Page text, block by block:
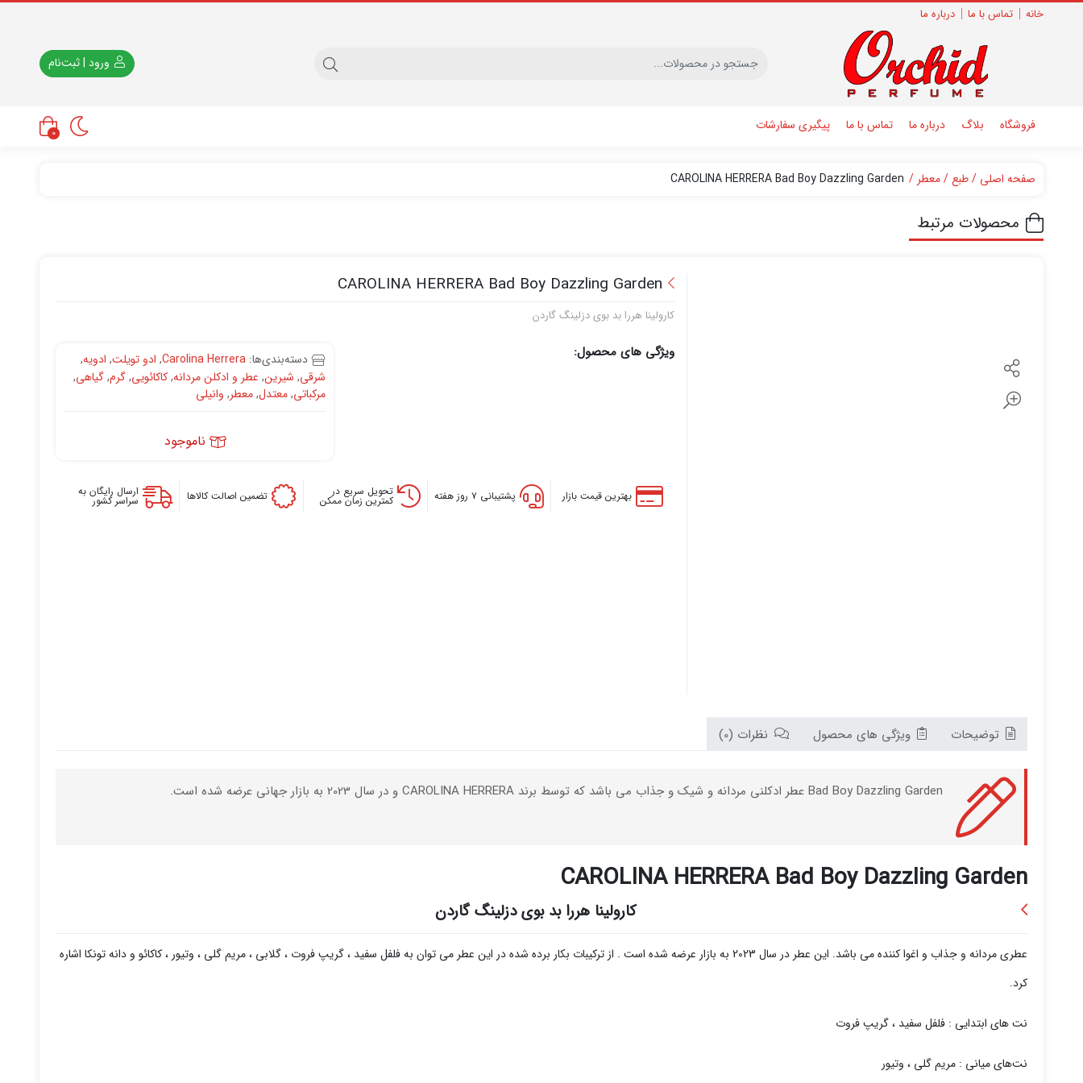
خانه تماس با ما درباره ما
ورود | ثبت‌نام
فروشگاه بلاگ درباره ما تماس با ما پیگیری سفارشات 0
صفحه اصلی طبع معطر CAROLINA HERRERA Bad Boy Dazzling Garden
محصولات مرتبط
CAROLINA HERRERA Bad Boy Dazzling Garden
کارولینا هررا بد بوی دزلینگ گاردن
ویژگی های محصول: دسته‌بندی‌ها: Carolina Herrera
, ادو تویلت, ادویه,
شرقی, شیرین, عطر و ادکلن مردانه,کاکا‌‌‌‌‌ئویی,گرم,گیاهی,
مرکباتی,معتدل,معطر, وانیلی
ناموجود
بهترین قیمت بازار پشتیبانی ۷ روز هفته تحویل سریع در
کمترین زمان ممکن تضمین اصالت کالاها ارسال رایگان به
سراسر کشور
توضیحات ویژگی های محصول نظرات (0)
Bad Boy Dazzling Garden عطر ادکلنی مردانه و شیک و جذاب می باشد که توسط برند CAROLINA HERRERA و در سال 2023 به بازار جهانی عرضه شده است.
CAROLINA HERRERA Bad Boy Dazzling Garden
کارولینا هررا بد بوی دزلینگ گاردن
عطری مردانه و جذاب و اغوا کننده می باشد. این عطر در سال 2023 به بازار عرضه شده است . از ترکیبات بکار برده شده در این عطر می توان به فلفل سفید ، گریپ فروت ، گلابی ،مریم گلی ، وتیور ،کاکائو و دانه تونکااشاره
کرد.
نت های ابتدایی : فلفل سفید ، گریپ فروت
نت‌های میانی : مریم گلی ، وتیور